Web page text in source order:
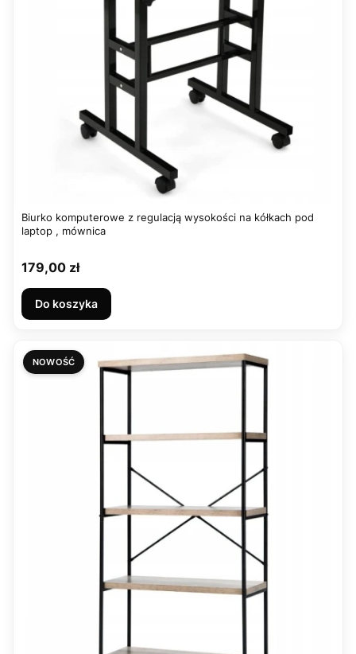
Biurko komputerowe z regulacją wysokości na kółkach pod
laptop , mównica
Cena
179,00 zł
Do koszyka
NOWOŚĆ